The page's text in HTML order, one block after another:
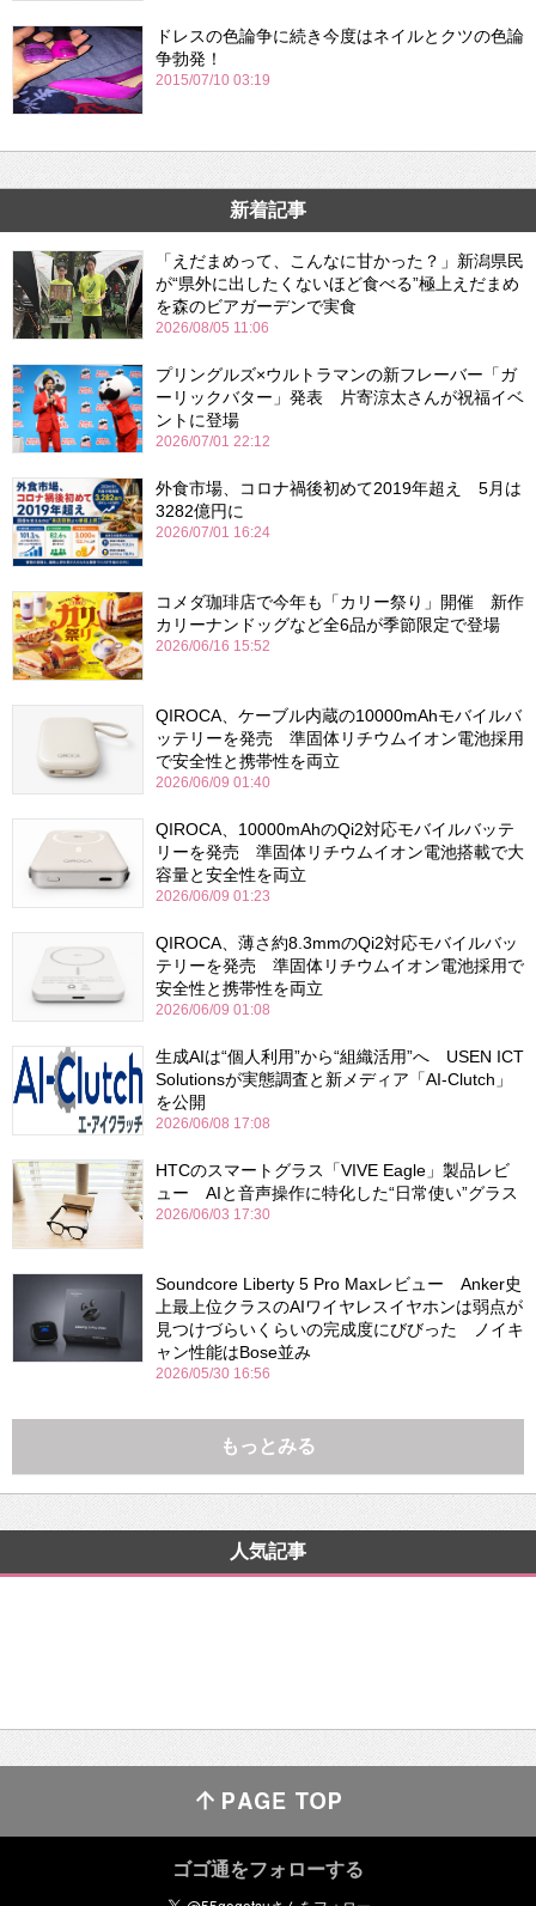
ドレスの色論争に続き今度はネイルとクツの色論
争勃発！
2015/07/10 03:19
新着記事
「えだまめって、こんなに甘かった？」新潟県民
が“県外に出したくないほど食べる”極上えだまめ
を森のビアガーデンで実食
2026/08/05 11:06
プリングルズ×ウルトラマンの新フレーバー「ガ
ーリックバター」発表 片寄涼太さんが祝福イベ
ントに登場
2026/07/01 22:12
外食市場、コロナ禍後初めて2019年超え 5月は
3282億円に
2026/07/01 16:24
コメダ珈琲店で今年も「カリー祭り」開催 新作
カリーナンドッグなど全6品が季節限定で登場
2026/06/16 15:52
QIROCA、ケーブル内蔵の10000mAhモバイルバ
ッテリーを発売 準固体リチウムイオン電池採用
で安全性と携帯性を両立
2026/06/09 01:40
QIROCA、10000mAhのQi2対応モバイルバッテ
リーを発売 準固体リチウムイオン電池搭載で大
容量と安全性を両立
2026/06/09 01:23
QIROCA、薄さ約8.3mmのQi2対応モバイルバッ
テリーを発売 準固体リチウムイオン電池採用で
安全性と携帯性を両立
2026/06/09 01:08
生成AIは“個人利用”から“組織活用”へ USEN ICT
Solutionsが実態調査と新メディア「AI-Clutch」
を公開
2026/06/08 17:08
HTCのスマートグラス「VIVE Eagle」製品レビ
ュー AIと音声操作に特化した“日常使い”グラス
2026/06/03 17:30
Soundcore Liberty 5 Pro Maxレビュー Anker史
上最上位クラスのAIワイヤレスイヤホンは弱点が
見つけづらいくらいの完成度にびびった ノイキ
ャン性能はBose並み
2026/05/30 16:56
もっとみる
人気記事
ゴゴ通をフォローする